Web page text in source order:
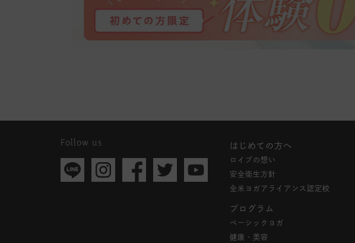
Follow us はじめての方へ
ロイブの想い
安全衛生方針
全米ヨガアライアンス認定校
プログラム
ベーシックヨガ
健康・美容